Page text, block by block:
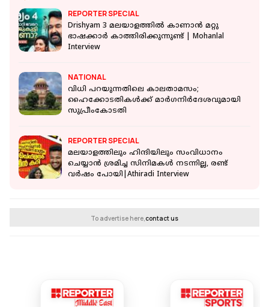
REPORTER SPECIAL
Drishyam 3 മലയാളത്തിൽ കാണാൻ മറ്റു
ഭാഷക്കാർ കാത്തിരിക്കുന്നുണ്ട് | Mohanlal
Interview
NATIONAL
വിധി പറയുന്നതിലെ കാലതാമസം;
ഹൈക്കോടതികള്‍ക്ക് മാര്‍ഗനിര്‍ദേശവുമായി
സുപ്രീംകോടതി
REPORTER SPECIAL
മലയാളത്തിലും ഹിന്ദിയിലും സംവിധാനം
ചെയ്യാൻ ശ്രമിച്ച സിനിമകൾ നടന്നില്ല, രണ്ട്
വർഷം പോയി|Athiradi Interview
To advertise here,contact us